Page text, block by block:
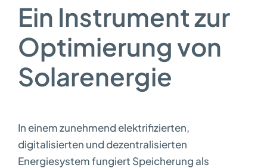
Ein Instrument zur
Optimierung von
Solarenergie
In einem zunehmend elektrifizierten,
digitalisierten und dezentralisierten
Energiesystem fungiert Speicherung als